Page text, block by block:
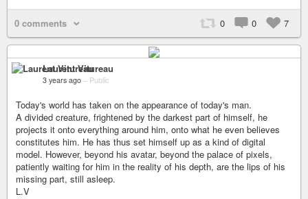
0 comments 0 0 7
Laurent Vitureau
3 years ago – Public
Today's world has taken on the appearance of today's man.
A divided creature, frightened by the darkest part of himself, he
projects it onto everything around him, onto what he even believes
constitutes him. He has thus set himself up as a kind of digital
model. However, beyond his avatar, beyond the palace of pixels,
patiently waiting for him in the reality of his depth, are the lips of his
missing part, still asleep.
L.V